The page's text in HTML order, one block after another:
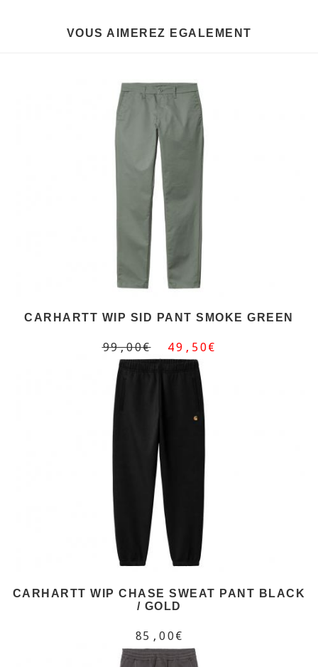
VOUS AIMEREZ EGALEMENT
CARHARTT WIP SID PANT SMOKE GREEN
99,00€ 49,50€
CARHARTT WIP CHASE SWEAT PANT BLACK
/ GOLD
85,00€